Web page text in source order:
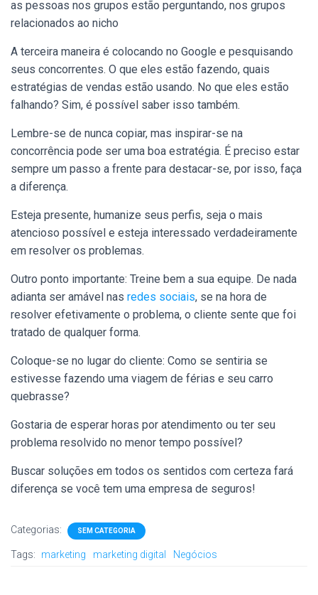
as pessoas nos grupos estão perguntando, nos grupos
relacionados ao nicho
A terceira maneira é colocando no Google e pesquisando
seus concorrentes. O que eles estão fazendo, quais
estratégias de vendas estão usando. No que eles estão
falhando? Sim, é possível saber isso também.
Lembre-se de nunca copiar, mas inspirar-se na
concorrência pode ser uma boa estratégia. É preciso estar
sempre um passo a frente para destacar-se, por isso, faça
a diferença.
Esteja presente, humanize seus perfis, seja o mais
atencioso possível e esteja interessado verdadeiramente
em resolver os problemas.
Outro ponto importante: Treine bem a sua equipe. De nada
adianta ser amável nas redes sociais, se na hora de
resolver efetivamente o problema, o cliente sente que foi
tratado de qualquer forma.
Coloque-se no lugar do cliente: Como se sentiria se
estivesse fazendo uma viagem de férias e seu carro
quebrasse?
Gostaria de esperar horas por atendimento ou ter seu
problema resolvido no menor tempo possível?
Buscar soluções em todos os sentidos com certeza fará
diferença se você tem uma empresa de seguros!
Categorias: SEM CATEGORIA
Tags: marketing marketing digital Negócios